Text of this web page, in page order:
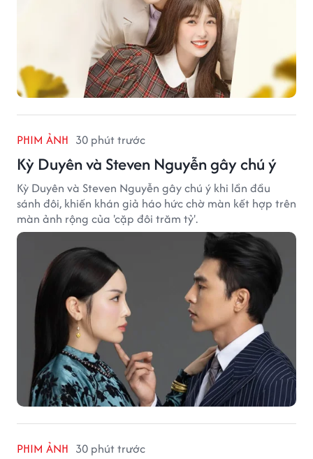
PHIM ẢNH 30 phút trước
Kỳ Duyên và Steven Nguyễn gây chú ý
Kỳ Duyên và Steven Nguyễn gây chú ý khi lần đầu
sánh đôi, khiến khán giả háo hức chờ màn kết hợp trên
màn ảnh rộng của 'cặp đôi trăm tỷ'.
PHIM ẢNH 30 phút trước